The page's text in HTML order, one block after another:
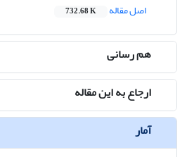
اصل مقاله
732.68 K
هم رسانی
ارجاع به این مقاله
آمار